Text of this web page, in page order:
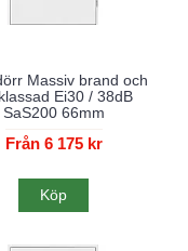
Massiv brand och
Ei30 / 38dB
SaS200 66mm
Från 6 175 kr
Köp